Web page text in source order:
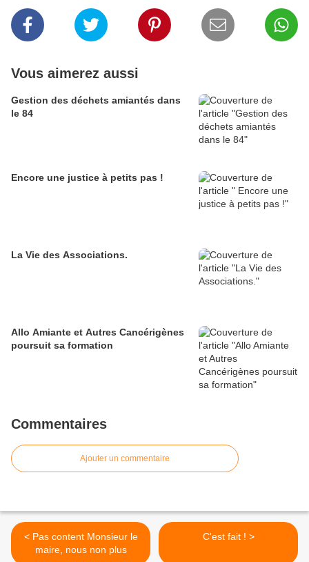
Vous aimerez aussi
Gestion des déchets amiantés dans
le 84
Encore une justice à petits pas !
La Vie des Associations.
Allo Amiante et Autres Cancérigènes
poursuit sa formation
Commentaires
Ajouter un commentaire
< Pas content Monsieur le
maire, nous non plus
C'est fait ! >